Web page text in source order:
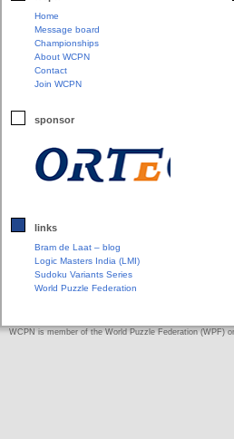
Home
Message board
Championships
About WCPN
Contact
Join WCPN
sponsor
links
Bram de Laat – blog
Logic Masters India (LMI)
Sudoku Variants Series
World Puzzle Federation
WCPN is member of the World Puzzle Federation (WPF)